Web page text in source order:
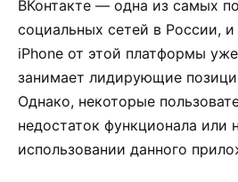
ВКонтакте — одна из самых
социальных сетей в России,
iPhone от этой платформы
занимает лидирующие
Однако, некоторые
недостаток функционала или
использовании данного